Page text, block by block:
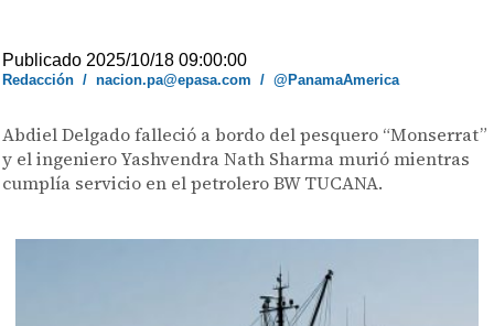
Publicado 2025/10/18 09:00:00
Redacción /nacion.pa@epasa.com /@PanamaAmerica
Abdiel Delgado falleció a bordo del pesquero “Monserrat”
y el ingeniero Yashvendra Nath Sharma murió mientras
cumplía servicio en el petrolero BW TUCANA.